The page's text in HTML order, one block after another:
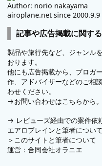
Author: norio nakayama
airoplane.net since 2000.9.9
記事や広告掲載に関す
製品や旅行先など、ジャンル
おります。
他にも広告掲載から、ブロガ
作、アドバイザーなどのご相
わせください。
→お問い合わせはこちらから。
→ レビューズ経由での案件依
エアロプレインと筆者につい
＞ このサイトと筆者について
運営： 合同会社オラニエ